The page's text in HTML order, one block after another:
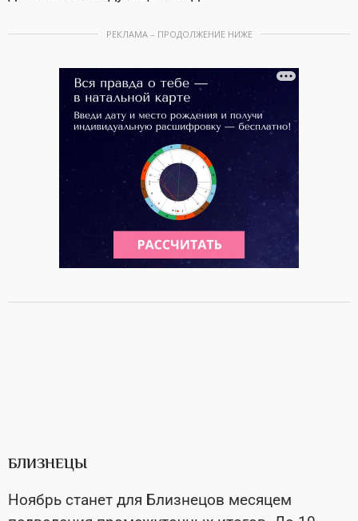
РЕКЛАМА – ПРОДОЛЖЕНИЕ НИЖЕ
БЛИЗНЕЦЫ
Ноябрь станет для Близнецов месяцем